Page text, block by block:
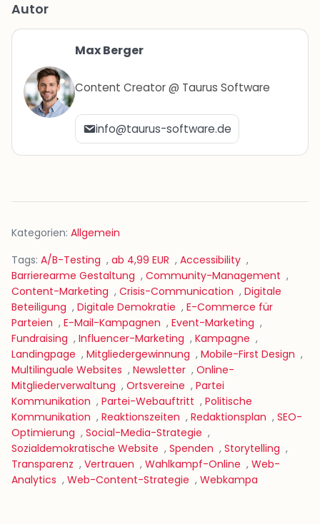
Autor
Max Berger
Content Creator @ Taurus Software
info@taurus-software.de
Kategorien: Allgemein
Tags: A/B-Testing , ab 4,99 EUR , Accessibility ,
Barrierearme Gestaltung , Community-Management ,
Content-Marketing , Crisis-Communication , Digitale
Beteiligung , Digitale Demokratie , E-Commerce für
Parteien , E-Mail-Kampagnen , Event-Marketing ,
Fundraising , Influencer-Marketing , Kampagne ,
Landingpage , Mitgliedergewinnung , Mobile-First Design ,
Multilinguale Websites , Newsletter , Online-
Mitgliederverwaltung , Ortsvereine , Partei
Kommunikation , Partei-Webauftritt , Politische
Kommunikation , Reaktionszeiten , Redaktionsplan , SEO-
Optimierung , Social-Media-Strategie ,
Sozialdemokratische Website , Spenden , Storytelling ,
Transparenz , Vertrauen , Wahlkampf-Online , Web-
Analytics , Web-Content-Strategie , Webkampa